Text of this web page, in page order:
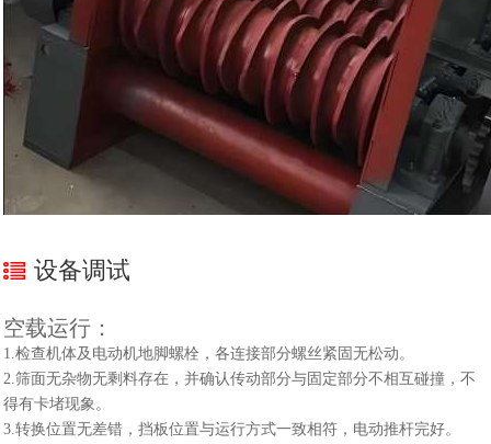
设备调试
空载运行：
1.检查机体及电动机地脚螺栓，各连接部分螺丝紧固无松动。
2.筛面无杂物无剩料存在，并确认传动部分与固定部分不相互碰撞，不
得有卡堵现象。
3.转换位置无差错，挡板位置与运行方式一致相符，电动推杆完好。